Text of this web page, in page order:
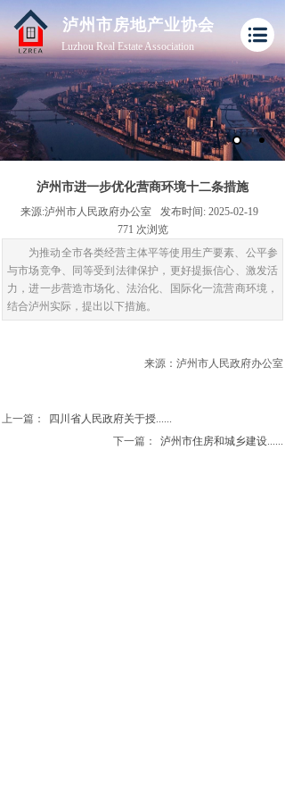
泸州市房地产业协会
Luzhou Real Estate Association
订购电话：400-000-0000
泸州市进一步优化营商环境十二条措施
来源:泸州市人民政府办公室 发布时间: 2025-02-19
771 次浏览
为推动全市各类经营主体平等使用生产要素、公平参
与市场竞争、同等受到法律保护，更好提振信心、激发活
力，进一步营造市场化、法治化、国际化一流营商环境，
结合泸州实际，提出以下措施。
来源：泸州市人民政府办公室
上一篇：
四川省人民政府关于授......
下一篇：
泸州市住房和城乡建设......